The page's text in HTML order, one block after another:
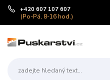
+420 607 107 607
(Po-Pá, 8-16 hod.)